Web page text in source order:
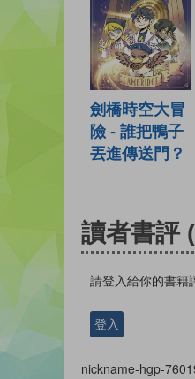
劍橋時空大冒
險 - 誰把鴨子
丟進傳送門？
讀者書評
請登入給你的書籍
登入
nickname-hgp-